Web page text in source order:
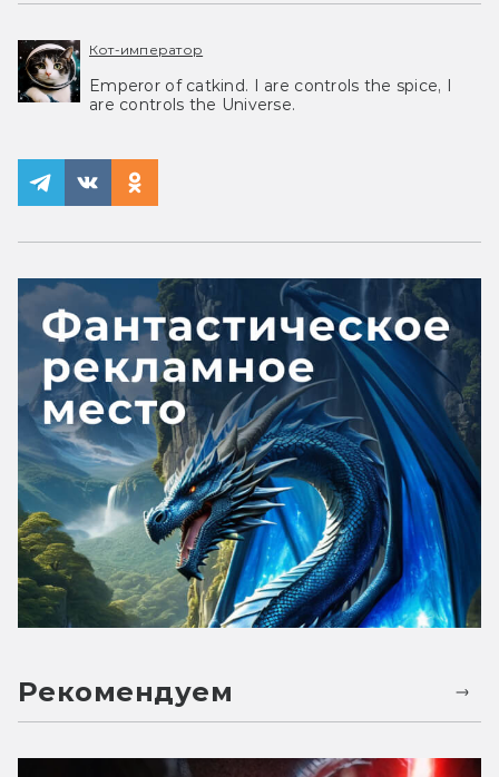
Кот-император
Emperor of catkind. I are controls the spice, I
are controls the Universe.
Рекомендуем